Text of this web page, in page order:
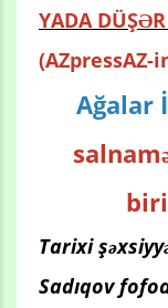
YADA
(AZpressAZ-
Ağalar
Tarixi
Sadıqov